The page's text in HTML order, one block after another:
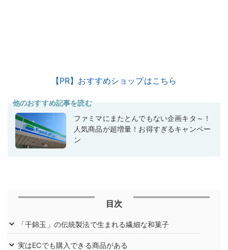
【PR】おすすめショップはこちら
他のおすすめ記事を読む
ファミマにまたとんでもない企画キタ～！
人気商品が超増量！お得すぎるキャンペー
ン
目次
「干錦玉」の伝統製法で生まれる繊細な和菓子
実はECでも購入できる商品がある